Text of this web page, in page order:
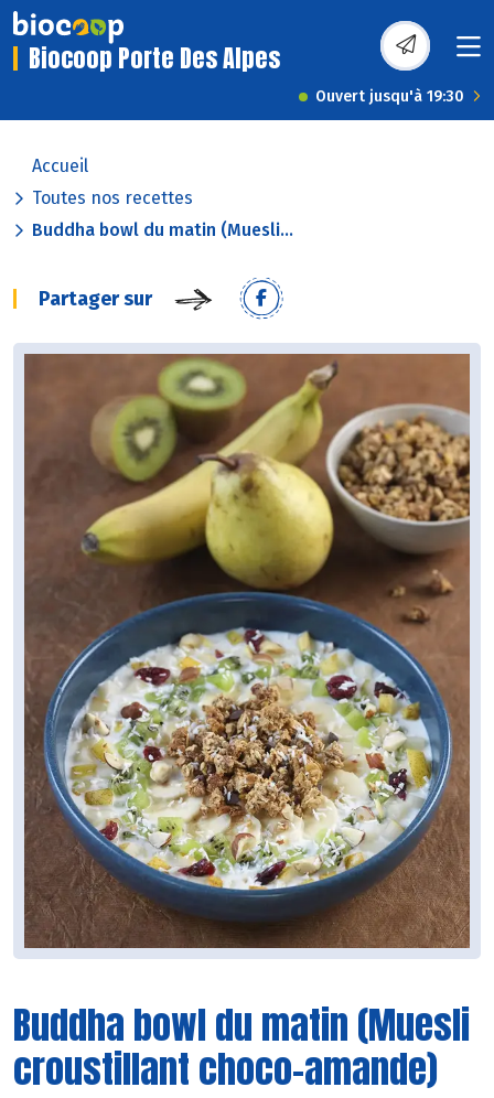
Biocoop Porte Des Alpes
Ouvert jusqu'à 19:30
Accueil
Toutes nos recettes
Buddha bowl du matin (Muesli...
Partager sur
Buddha bowl du matin (Muesli
croustillant choco-amande)